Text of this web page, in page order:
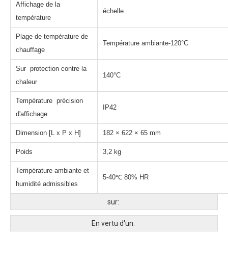
Affichage de la
température
échelle
Plage de température de
chauffage
Température ambiante-120°C
Sur protection contre la
chaleur
140°C
Température précision
d'affichage
IP42
Dimension [L x P x H] 182 × 622 × 65 mm
Poids 3,2 kg
Température ambiante et
humidité admissibles
5-40℃ 80% HR
sur:
En vertu d'un: